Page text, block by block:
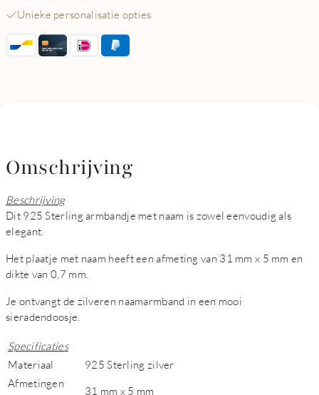
Unieke personalisatie opties
Omschrijving
Beschrijving
Dit 925 Sterling armbandje met naam is zowel eenvoudig als
elegant.
Het plaatje met naam heeft een afmeting van 31 mm x 5 mm en
dikte van 0,7 mm.
Je ontvangt de zilveren naamarmband in een mooi
sieradendoosje.
Specificaties
Materiaal
925 Sterling zilver
Afmetingen
31 mm x 5 mm